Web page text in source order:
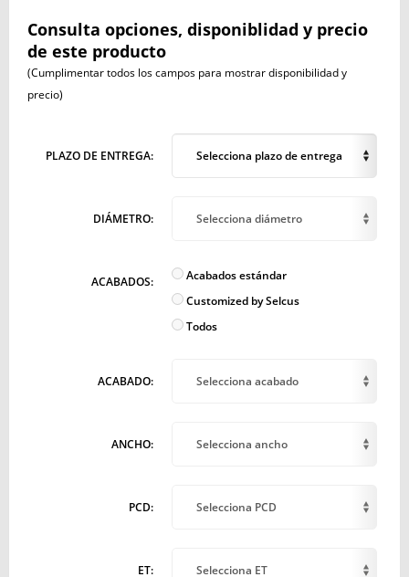
Consulta opciones, disponiblidad y precio
de este producto
(Cumplimentar todos los campos para mostrar disponibilidad y
precio)
PLAZO DE ENTREGA: Selecciona plazo de entrega
DIÁMETRO: Selecciona diámetro
ACABADOS:
Acabados estándar
Customized by Selcus
Todos
ACABADO: Selecciona acabado
ANCHO: Selecciona ancho
PCD: Selecciona PCD
ET: Selecciona ET